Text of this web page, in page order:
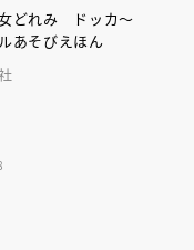
どれみ ドッカ～
あそびえほん